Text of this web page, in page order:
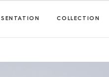
COLLECTION